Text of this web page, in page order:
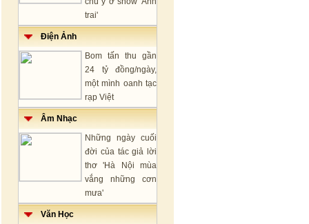
trai'
Điện Ảnh
Bom tấn thu gần
24 tỷ đồng/ngày,
một mình oanh tạc
rạp Việt
Âm Nhạc
Những ngày cuối
đời của tác giả lời
thơ 'Hà Nội mùa
vắng những cơn
mưa'
Văn Học